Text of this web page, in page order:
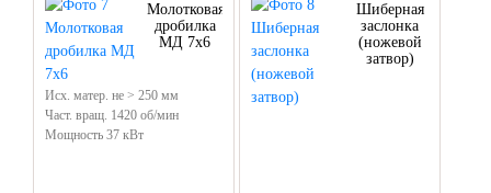
Молотковая
дробилка
МД 7х6
Исх. матер. не > 250 мм
Част. вращ. 1420 об/мин
Мощность 37 кВт
Шиберная
заслонка
(ножевой
затвор)